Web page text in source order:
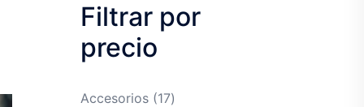
Filtrar por
precio
Accesorios 1717